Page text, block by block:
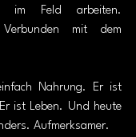
im Feld arbeiten.
mit dem
h Nahrung. Er ist
ist Leben. Und heute
Aufmerksamer.